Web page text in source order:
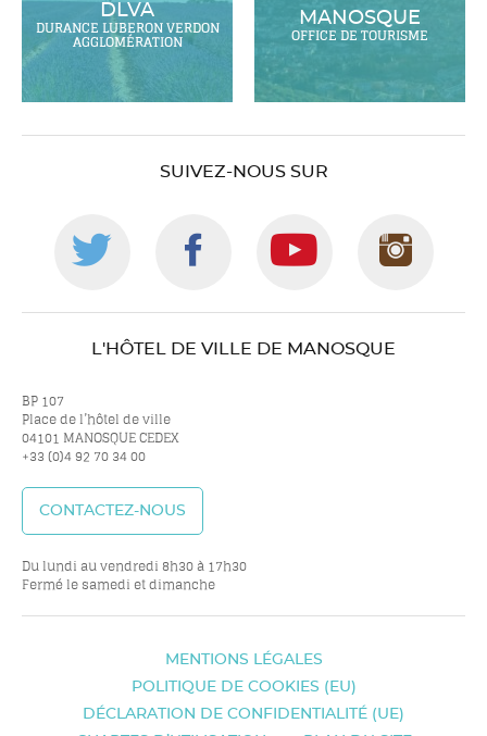
DLVA
DURANCE LUBERON VERDON
AGGLOMÉRATION
MANOSQUE
OFFICE DE TOURISME
SUIVEZ-NOUS SUR
Suivez-
nous
sur
twitter
Suivez-
nous
facebook
Suivez-
nous
L'HÔTEL DE VILLE DE MANOSQUE
BP 107
Place de l’hôtel de ville
04101 MANOSQUE CEDEX
+33 (0)4 92 70 34 00
CONTACTEZ-NOUS
Du lundi au vendredi 8h30 à 17h30
Fermé le samedi et dimanche
MENTIONS LÉGALES
POLITIQUE DE COOKIES (EU)
DÉCLARATION DE CONFIDENTIALITÉ (UE)